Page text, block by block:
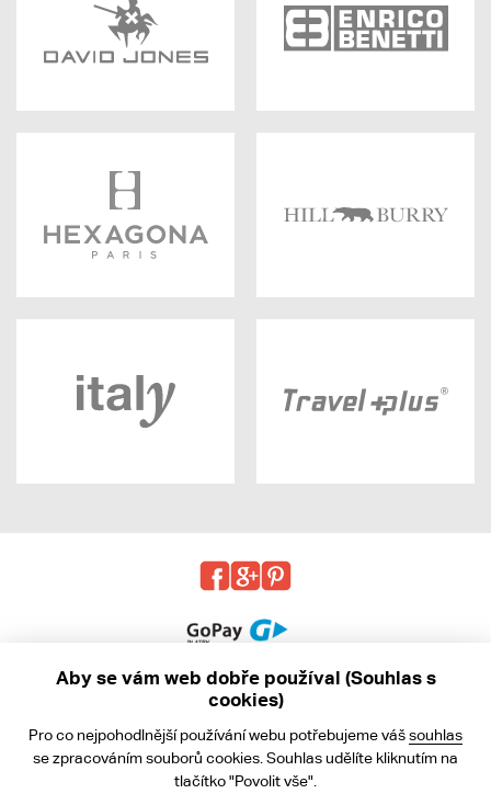
Obchodní podmínky
Ochrana osobních údajů
Aby se vám web dobře používal (Souhlas s
cookies)
Pro co nejpohodlnější používání webu potřebujeme vášsouhlas
se zpracováním souborů cookies. Souhlas udělíte kliknutím na
tlačítko "Povolit vše".